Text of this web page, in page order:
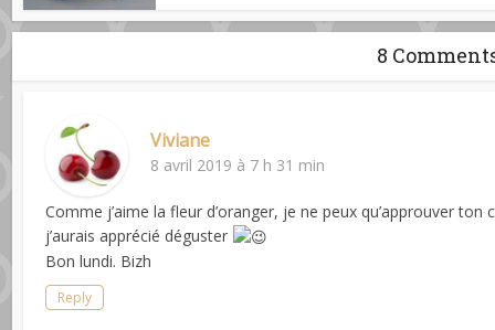
8
Viviane
8 avril 2019 à 7 h 31 min
Comme j’aime la fleur d’oranger, je ne peux qu’approuver
j’aurais apprécié déguster
Bon lundi. Bizh
Reply